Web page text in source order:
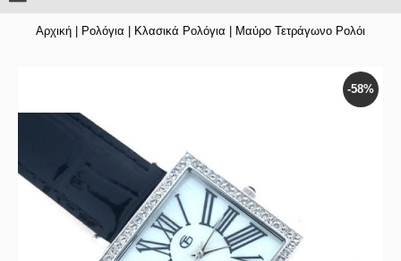
Αρχική | Ρολόγια | Κλασικά Ρολόγια | Μαύρο Τετράγωνο Ρολόι
-58%